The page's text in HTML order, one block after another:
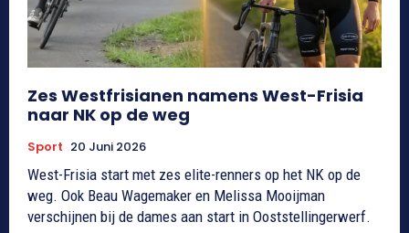
Zes Westfrisianen namens West-Frisia
naar NK op de weg
Sport 20 Juni 2026
West-Frisia start met zes elite-renners op het NK op de
weg. Ook Beau Wagemaker en Melissa Mooijman
verschijnen bij de dames aan start in Ooststellingerwerf.